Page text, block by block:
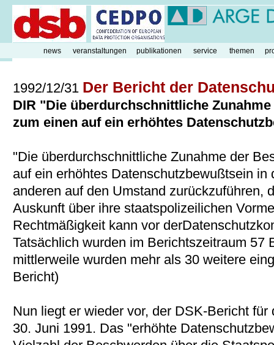
1992/12/31 Der Bericht der
DIR "Die überdurchschnittliche
zum einen auf ein erhöhtes
"Die überdurchschnittliche Zunahme der
auf ein erhöhtes Datenschutzbewußtsein in
anderen auf den Umstand zurückzuführen,
Auskunft über ihre staatspolizeilichen
Rechtmäßigkeit kann vor
Tatsächlich wurden im Berichtszeitraum 57
mittlerweile wurden mehr als 30 weitere
Bericht)
Nun liegt er wieder vor, der DSK-Bericht
30. Juni 1991. Das "erhöhte
news veranstaltungen publikationen service themen